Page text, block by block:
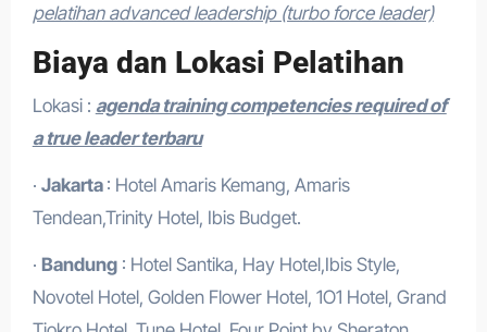
pelatihan advanced leadership (turbo force leader)
Biaya dan Lokasi Pelatihan
Lokasi : agenda training competencies required of
a true leader terbaru
· Jakarta : Hotel Amaris Kemang, Amaris
Tendean,Trinity Hotel, Ibis Budget.
· Bandung: Hotel Santika, Hay Hotel,Ibis Style,
Novotel Hotel, Golden Flower Hotel, 1O1 Hotel, Grand